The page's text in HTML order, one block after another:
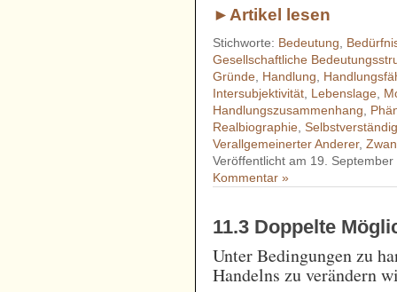
►Artikel lesen
Stichworte: Bedeutung,
Gesellschaftliche
Gründe, Handlung,
Intersubjektivität, Lebenslage,
Handlungszusammenhang,
Realbiographie,
Verallgemeinerter Anderer,
Veröffentlicht am 19.
Kommentar »
11.3 Doppelte
Unter Bedingungen zu
Handelns zu verändern